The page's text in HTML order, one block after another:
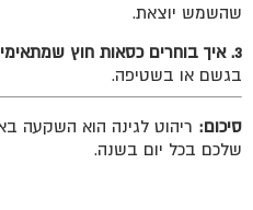
שהשמש יוצאת.
3. איך בוחרים כסאות חוץ שמתאימים למזג האוויר?
בגשם או בשטיפה.
סיכום: ריהוט לגינה הוא השקעה
שלכם בכל יום בשנה.